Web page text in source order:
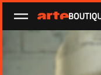
Ouvrir le menu